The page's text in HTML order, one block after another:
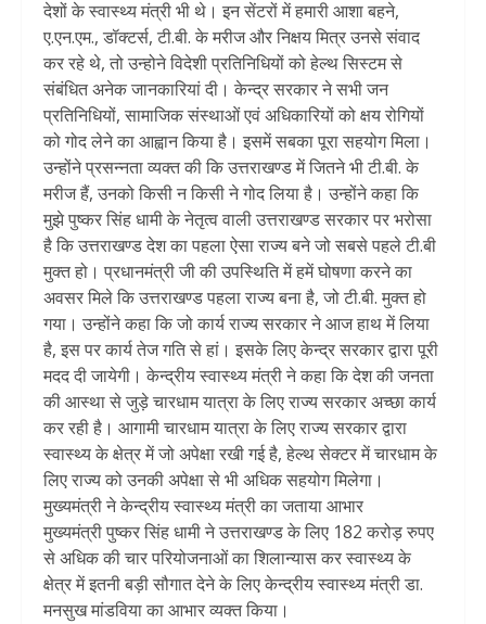
देशों के स्वास्थ्य मंत्री भी थे। इन सेंटरों में हमारी आशा बहने,
ए.एन.एम., डॉक्टर्स, टी.बी. के मरीज और निक्षय मित्र उनसे संवाद
कर रहे थे, तो उन्होने विदेशी प्रतिनिधियों को हेल्थ सिस्टम से
संबंधित अनेक जानकारियां दी। केन्द्र सरकार ने सभी जन
प्रतिनिधियों, सामाजिक संस्थाओं एवं अधिकारियों को क्षय रोगियों
को गोद लेने का आह्वान किया है। इसमें सबका पूरा सहयोग मिला।
उन्होंने प्रसन्नता व्यक्त की कि उत्तराखण्ड में जितने भी टी.बी. के
मरीज हैं, उनको किसी न किसी ने गोद लिया है। उन्होंने कहा कि
मुझे पुष्कर सिंह धामी के नेतृत्व वाली उत्तराखण्ड सरकार पर भरोसा
है कि उत्तराखण्ड देश का पहला ऐसा राज्य बने जो सबसे पहले टी.बी
मुक्त हो। प्रधानमंत्री जी की उपस्थिति में हमें घोषणा करने का
अवसर मिले कि उत्तराखण्ड पहला राज्य बना है, जो टी.बी. मुक्त हो
गया। उन्होंने कहा कि जो कार्य राज्य सरकार ने आज हाथ में लिया
है, इस पर कार्य तेज गति से हां। इसके लिए केन्द्र सरकार द्वारा पूरी
मदद दी जायेगी। केन्द्रीय स्वास्थ्य मंत्री ने कहा कि देश की जनता
की आस्था से जुड़े चारधाम यात्रा के लिए राज्य सरकार अच्छा कार्य
कर रही है। आगामी चारधाम यात्रा के लिए राज्य सरकार द्वारा
स्वास्थ्य के क्षेत्र में जो अपेक्षा रखी गई है, हेल्थ सेक्टर में चारधाम के
लिए राज्य को उनकी अपेक्षा से भी अधिक सहयोग मिलेगा।
मुख्यमंत्री ने केन्द्रीय स्वास्थ्य मंत्री का जताया आभार
मुख्यमंत्री पुष्कर सिंह धामी ने उत्तराखण्ड के लिए 182 करोड़ रुपए
से अधिक की चार परियोजनाओं का शिलान्यास कर स्वास्थ्य के
क्षेत्र में इतनी बड़ी सौगात देने के लिए केन्द्रीय स्वास्थ्य मंत्री डा.
मनसुख मांडविया का आभार व्यक्त किया।